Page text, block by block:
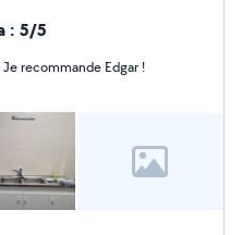
: 5/5
recommande Edgar !